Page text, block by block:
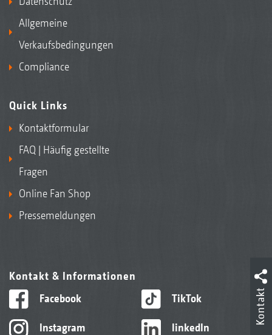
Allgemeine
Verkaufsbedingungen
Compliance
Quick Links
Kontaktformular
FAQ | Häufig gestellte
Fragen
Online Fan Shop
Pressemeldungen
Kontakt & Informationen
Facebook
Instagram
TikTok
linkedIn
Kontakt